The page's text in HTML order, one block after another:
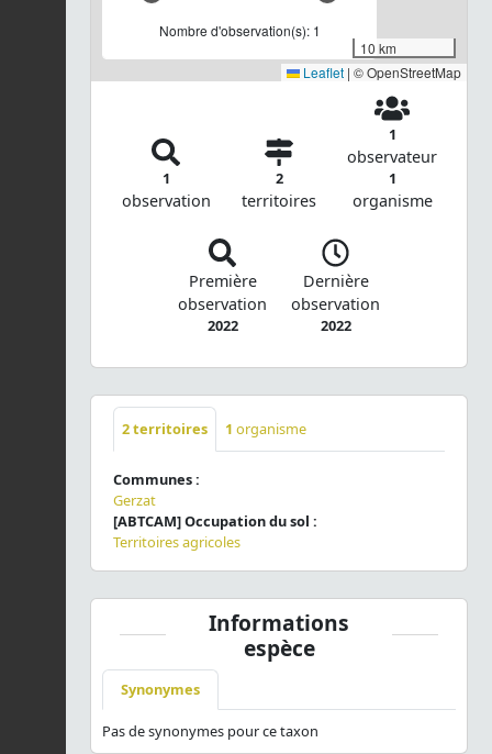
Nombre d'observation(s): 1
10 km
Leaflet | © OpenStreetMap
1
observation
2
territoires
1
observateur
1
organisme
Première
observation
2022
Dernière
observation
2022
2territoires 1 organisme
Communes :
Gerzat
[ABTCAM] Occupation du sol :
Territoires agricoles
Informations
espèce
Synonymes
Pas de synonymes pour ce taxon